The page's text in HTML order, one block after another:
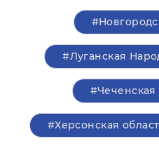
#Луганская
#Чеченская
#Херсонская